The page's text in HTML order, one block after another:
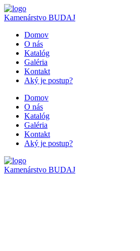
Kamenárstvo BUDAJ
Domov
O nás
Katalóg
Galéria
Kontakt
Aký je postup?
Domov
O nás
Katalóg
Galéria
Kontakt
Aký je postup?
Kamenárstvo BUDAJ